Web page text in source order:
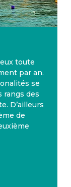
toute
par an.
se
rangs des
D’ailleurs
de